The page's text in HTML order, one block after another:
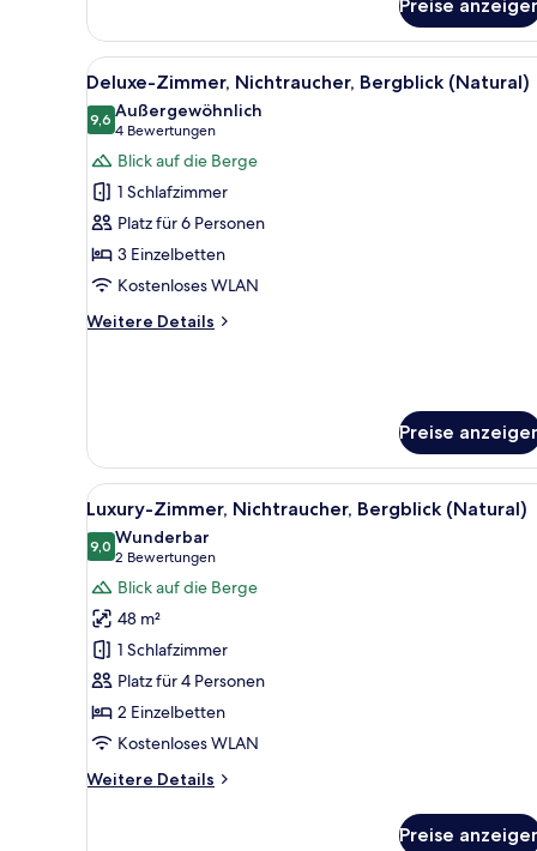
Preise
Alle
Fotos
für
Deluxe-
Zimmer,
Nichtraucher,
Bergblick
(Natural)
anzeigen
Ein Hotelzimmer mit zwei
12
Deluxe-Zimmer, Nichtraucher, Bergblick (Natural)
9,69,6 von 10
Außergewöhnlich
4 Bewertungen
(4
Bewertungen)
Blick auf die Berge
1 Schlafzimmer
Platz für 6 Personen
3 Einzelbetten
Kostenloses WLAN
Weitere Details
Weitere
Bergblick
(Natural)
Preise
Alle
Fotos
für
Luxury-
Zimmer,
Nichtraucher,
Bergblick
(Natural)
anzeigen
Ein Hotelzimmer mit zwei
12
Luxury-Zimmer, Nichtraucher, Bergblick (Natural)
9,09,0 von 10
Wunderbar
2 Bewertungen
(2
Bewertungen)
Blick auf die Berge
48 m²
1 Schlafzimmer
Platz für 4 Personen
2 Einzelbetten
Kostenloses WLAN
Weitere Details
Weitere
Preise